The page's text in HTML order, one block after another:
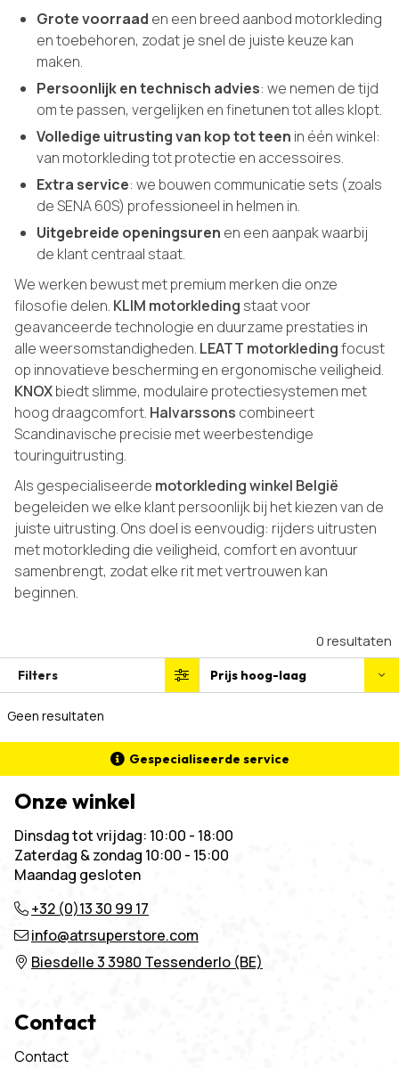
Grote voorraad en een breed aanbod motorkleding
en toebehoren, zodat je snel de juiste keuze kan
maken.
Persoonlijk en technisch advies: we nemen de tijd
om te passen, vergelijken en finetunen tot alles klopt.
Volledige uitrusting van kop tot teen in één winkel:
van motorkleding tot protectie en accessoires.
Extra service: we bouwen communicatie sets (zoals
de SENA 60S) professioneel in helmen in.
Uitgebreide openingsuren en een aanpak waarbij
de klant centraal staat.
We werken bewust met premium merken die onze
filosofie delen. KLIM motorkleding staat voor
geavanceerde technologie en duurzame prestaties in
alle weersomstandigheden. LEATT motorkledingfocust
op innovatieve bescherming en ergonomische veiligheid.
KNOXbiedt slimme, modulaire protectiesystemen met
hoog draagcomfort. Halvarssons combineert
Scandinavische precisie met weerbestendige
touringuitrusting.
Als gespecialiseerde motorkleding winkel België
begeleiden we elke klant persoonlijk bij het kiezen van de
juiste uitrusting. Ons doel is eenvoudig: rijders uitrusten
met motorkleding die veiligheid, comfort en avontuur
samenbrengt, zodat elke rit met vertrouwen kan
beginnen.
0 resultaten
Filters
Geen resultaten
Gespecialiseerde service
Onze winkel
Dinsdag tot vrijdag: 10:00 - 18:00
Zaterdag & zondag 10:00 - 15:00
Maandag gesloten
+32 (0)13 30 99 17
info@atrsuperstore.com
Biesdelle 3 3980 Tessenderlo (BE)
Contact
Contact